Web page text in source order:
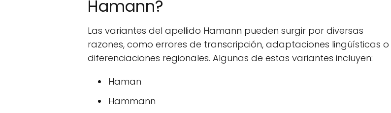
Hamann?
Las variantes del apellido Hamann pueden surgir por diversas
razones, como errores de transcripción, adaptaciones lingüísticas o
diferenciaciones regionales. Algunas de estas variantes incluyen:
Haman
Hammann